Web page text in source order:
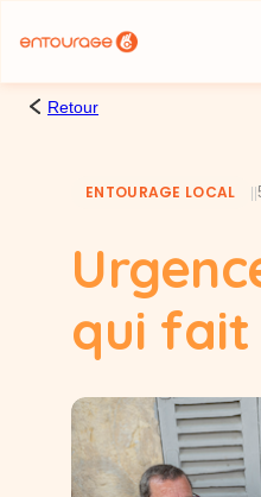
Retour
ENTOURAGE LOCAL
qui fait